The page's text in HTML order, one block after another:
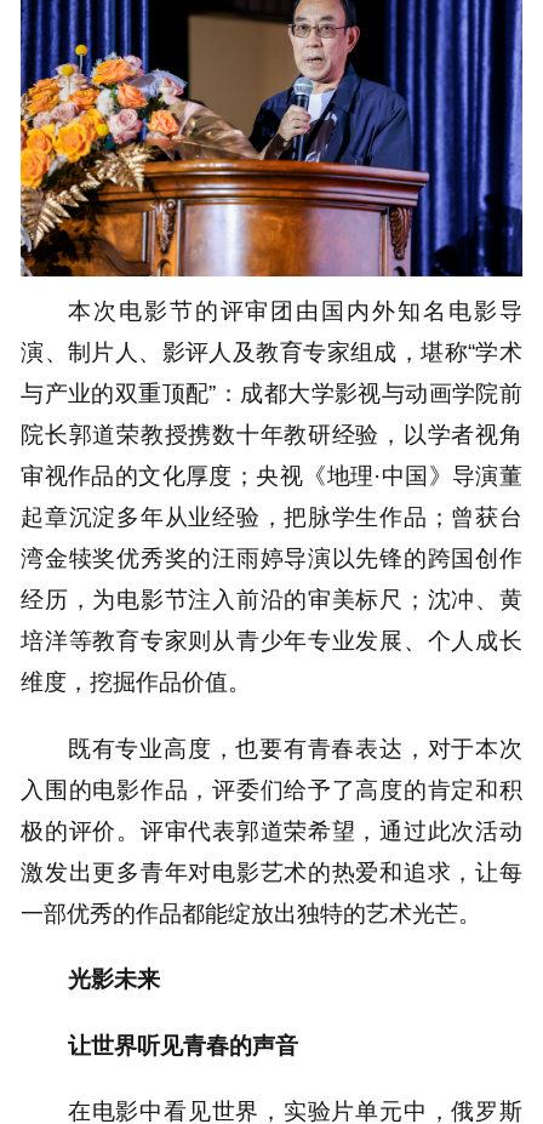
本次电影节的评审团由国内外知名电影导
演、制片人、影评人及教育专家组成，堪称“学术
与产业的双重顶配”：成都大学影视与动画学院前
院长郭道荣教授携数十年教研经验，以学者视角
审视作品的文化厚度；央视《地理·中国》导演董
起章沉淀多年从业经验，把脉学生作品；曾获台
湾金犊奖优秀奖的汪雨婷导演以先锋的跨国创作
经历，为电影节注入前沿的审美标尺；沈冲、黄
培洋等教育专家则从青少年专业发展、个人成长
维度，挖掘作品价值。
既有专业高度，也要有青春表达，对于本次
入围的电影作品，评委们给予了高度的肯定和积
极的评价。评审代表郭道荣希望，通过此次活动
激发出更多青年对电影艺术的热爱和追求，让每
一部优秀的作品都能绽放出独特的艺术光芒。
光影未来
让世界听见青春的声音
在电影中看见世界，实验片单元中，俄罗斯